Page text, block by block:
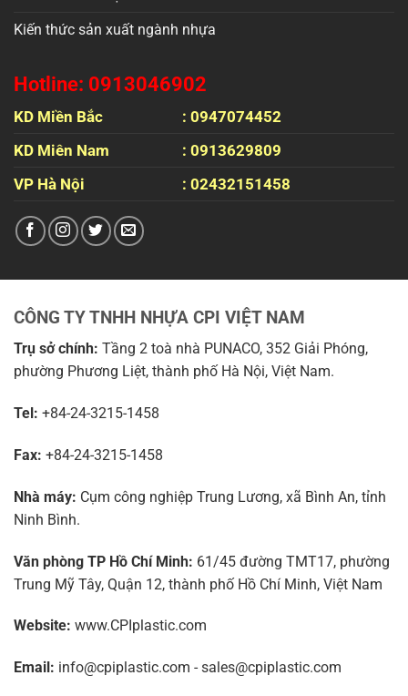
Kiến thức sản xuất ngành nhựa
Hotline: 0913046902
KD Miền Bắc
: 0947074452
KD Miên Nam
: 0913629809
VP Hà Nội
: 02432151458
CÔNG TY TNHH NHỰA CPI VIỆT NAM
Trụ sở chính: Tầng 2 toà nhà PUNACO, 352 Giải Phóng,
phường Phương Liệt, thành phố Hà Nội, Việt Nam.
Tel: +84-24-3215-1458
Fax: +84-24-3215-1458
Nhà máy: Cụm công nghiệp Trung Lương, xã Bình An, tỉnh
Ninh Bình.
Văn phòng TP Hồ Chí Minh: 61/45 đường TMT17, phường
Trung Mỹ Tây, Quận 12, thành phố Hồ Chí Minh, Việt Nam
Website: www.CPIplastic.com
Email: info@cpiplastic.com - sales@cpiplastic.com